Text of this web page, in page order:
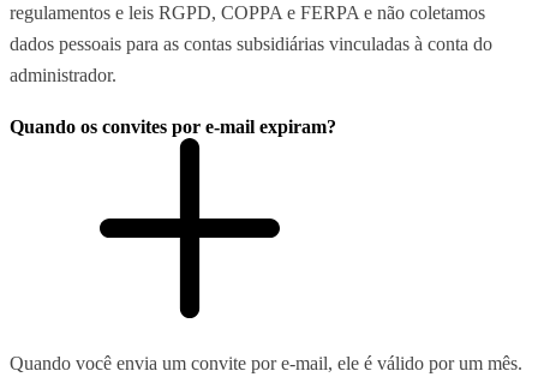
regulamentos e leis RGPD, COPPA e FERPA e não coletamos
dados pessoais para as contas subsidiárias vinculadas à conta do
administrador.
Quando os convites por e-mail expiram?
Quando você envia um convite por e-mail, ele é válido por um mês.